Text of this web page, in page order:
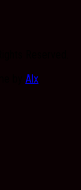
Alx